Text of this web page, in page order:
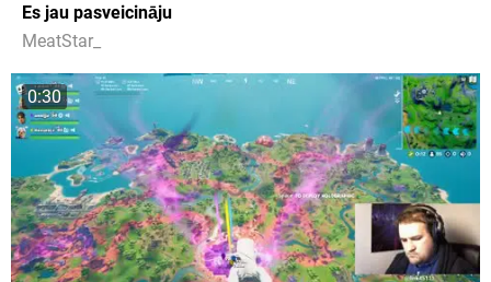
Es jau pasveicināju
MeatStar_
0:30